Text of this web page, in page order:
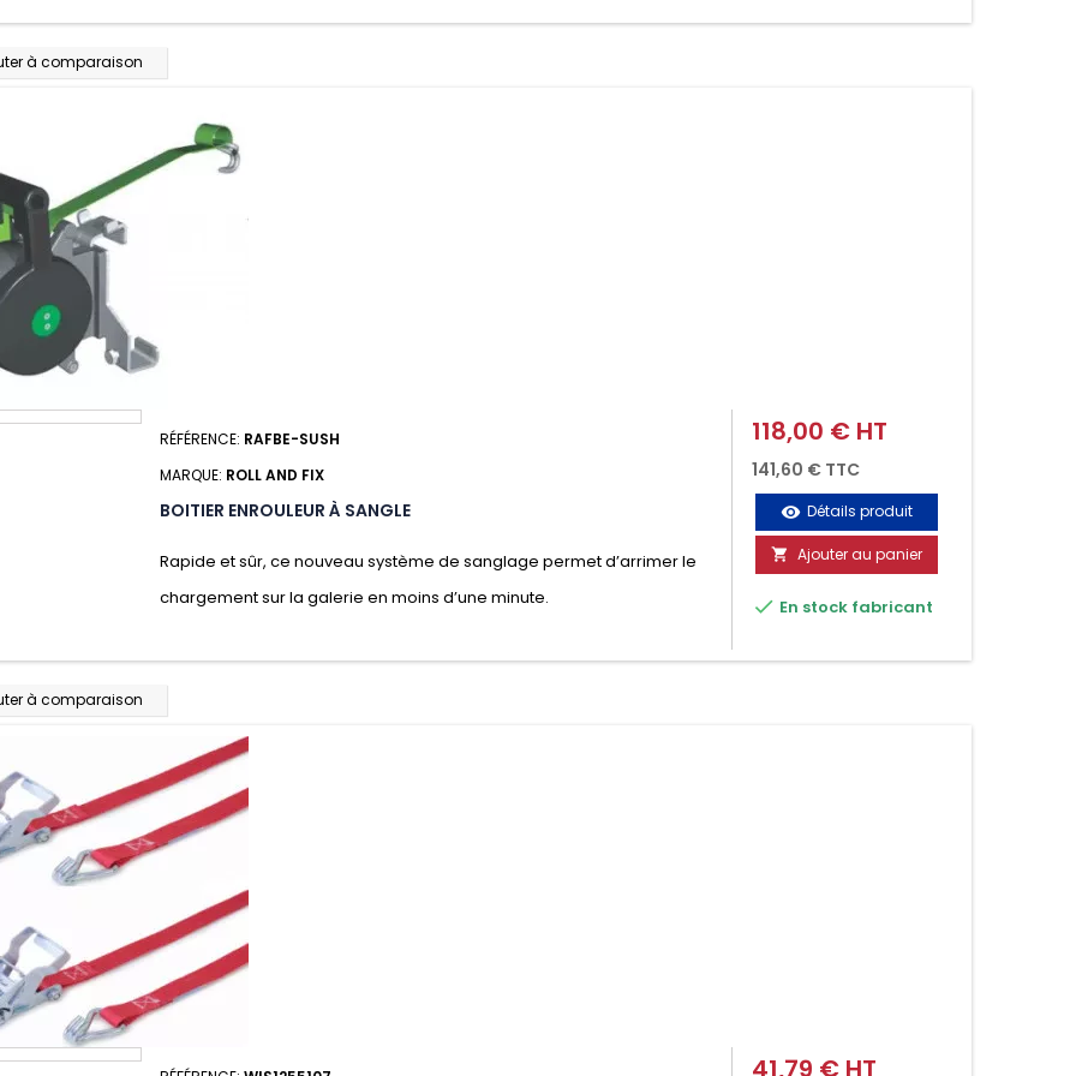
à comparaison
RÉFÉRENCE: RAFBE-SUSH
MARQUE: ROLL AND FIX
BOITIER ENROULEUR À SANGLE
Rapide et sûr, ce nouveau système de sanglage permet d’arrimer le
chargement sur la galerie en moins d’une minute.
Prix
118,00 € HT
141,60 € TTC
visibility Détails produit
 Ajouter au panier
 En stock fabricant
à comparaison
Prix
41,79 € HT